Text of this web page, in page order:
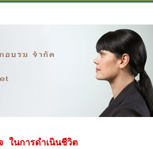
ในการดำเนินชีวิต